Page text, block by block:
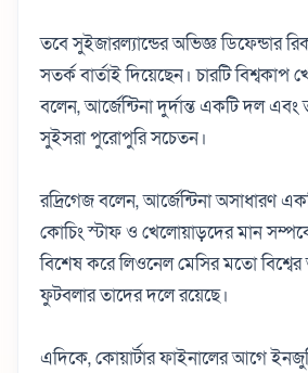
তবে সুইজারল্যান্ডের অভিজ্ঞ ডিফেন্ডার
সতর্ক বার্তাই দিয়েছেন। চারটি বিশ্বকাপ
বলেন, আর্জেন্টিনা দুর্দান্ত একটি দল এবং
সুইসরা পুরোপুরি সচেতন।
রদ্রিগেজ বলেন, আর্জেন্টিনা অসাধারণ
কোচিং স্টাফ ও খেলোয়াড়দের মান
বিশেষ করে লিওনেল মেসির মতো
ফুটবলার তাদের দলে রয়েছে।
এদিকে, কোয়ার্টার ফাইনালের আগে